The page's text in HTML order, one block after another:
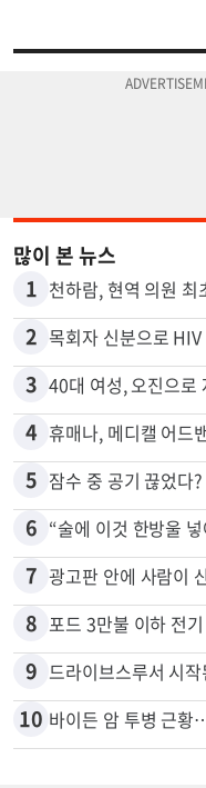
많이 본 뉴스
1
2 목회자 신분으로 HIV
3 40대 여성, 오진으로
4 휴매나, 메디캘 어드
5
6
7 광고판 안에 사람이
8 포드 3만불 이하 전
9 드라이브스루서 시